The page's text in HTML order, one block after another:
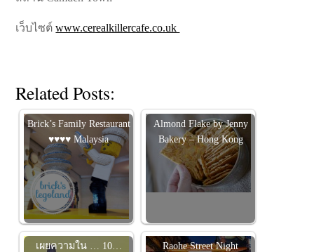
เว็บไซต์www.cerealkillercafe.co.uk
Related Posts:
Brick’s Family Restaurant
♥♥♥♥ Malaysia
Almond Flake by Jenny
Bakery – Hong Kong
เผยความใน … 10…
Raohe Street Night